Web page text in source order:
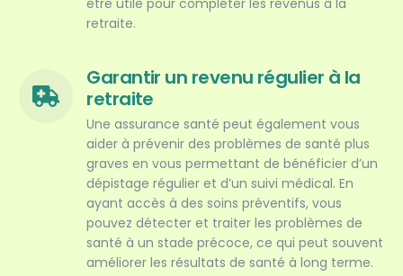
retraite.
Garantir un revenu régulier à la
retraite
Une assurance santé peut également vous
aider à prévenir des problèmes de santé plus
graves en vous permettant de bénéficier d’un
dépistage régulier et d’un suivi médical. En
ayant accès à des soins préventifs, vous
pouvez détecter et traiter les problèmes de
santé à un stade précoce, ce qui peut souvent
améliorer les résultats de santé à long terme.